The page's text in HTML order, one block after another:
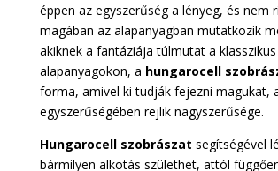
éppen az egyszerűség a lényeg, és nem
magában az alapanyagban mutatkozik
akiknek a fantáziája túlmutat a klasszikus
alapanyagokon, a hungarocell
forma, amivel ki tudják fejezni magukat,
egyszerűségében rejlik nagyszerűsége.
Hungarocell szobrászat segítségével
bármilyen alkotás születhet, attól